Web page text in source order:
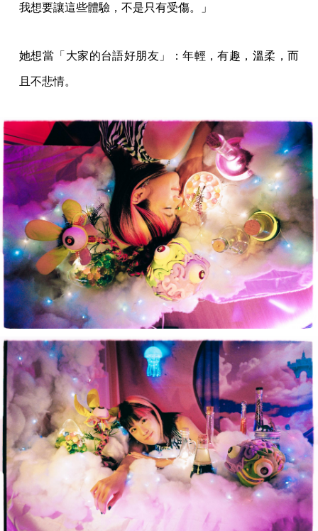
我想要讓這些體驗，不是只有受傷。」
她想當「大家的台語好朋友」：年輕，有趣，溫柔，而
且不悲情。